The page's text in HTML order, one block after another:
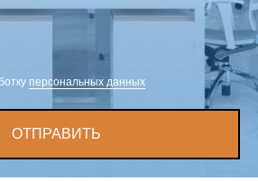
персональных данных
ОТПРАВИТЬ